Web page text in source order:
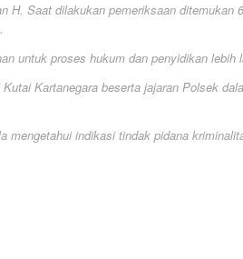
H. Saat dilakukan pemeriksaan ditemukan
untuk proses hukum dan penyidikan lebih
Kartanegara beserta jajaran Polsek
mengetahui indikasi tindak pidana